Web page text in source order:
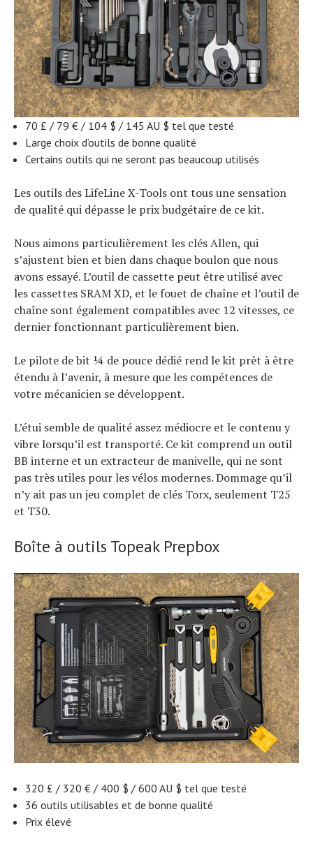
70 £ / 79 € / 104 $ / 145 AU $ tel que testé
Large choix d’outils de bonne qualité
Certains outils qui ne seront pas beaucoup utilisés
Les outils des LifeLine X-Tools ont tous une sensation
de qualité qui dépasse le prix budgétaire de ce kit.
Nous aimons particulièrement les clés Allen, qui
s’ajustent bien et bien dans chaque boulon que nous
avons essayé. L’outil de cassette peut être utilisé avec
les cassettes SRAM XD, et le fouet de chaîne et l’outil de
chaîne sont également compatibles avec 12 vitesses, ce
dernier fonctionnant particulièrement bien.
Le pilote de bit ¼ de pouce dédié rend le kit prêt à être
étendu à l’avenir, à mesure que les compétences de
votre mécanicien se développent.
L’étui semble de qualité assez médiocre et le contenu y
vibre lorsqu’il est transporté. Ce kit comprend un outil
BB interne et un extracteur de manivelle, qui ne sont
pas très utiles pour les vélos modernes. Dommage qu’il
n’y ait pas un jeu complet de clés Torx, seulement T25
et T30.
Boîte à outils Topeak Prepbox
320 £ / 320 € / 400 $ / 600 AU $ tel que testé
36 outils utilisables et de bonne qualité
Prix ​​élevé